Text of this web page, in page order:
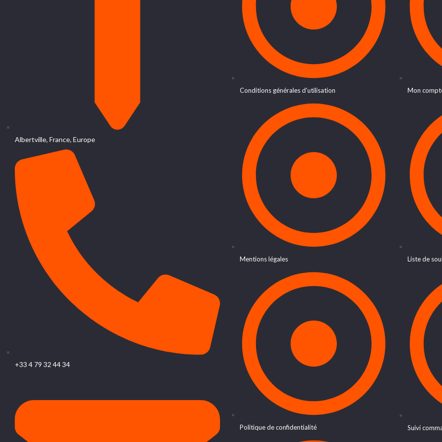
Albertville, France, Europe
+33 4 79 32 44 34
Conditions générales d'utilisation
Mentions légales
Politique de confidentialité
Mon
Liste de
Suivi